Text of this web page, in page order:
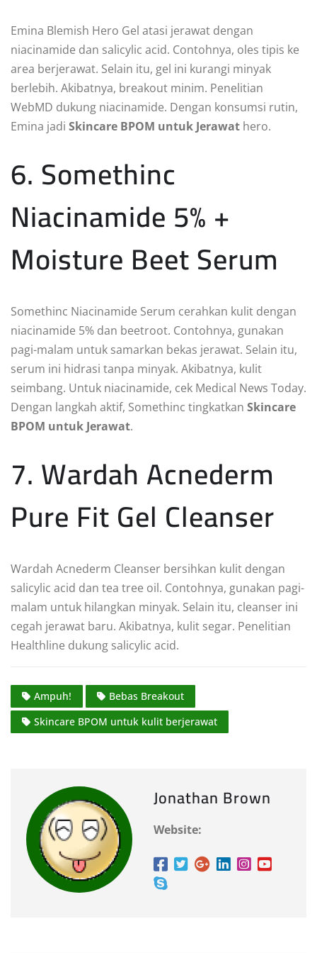
Emina Blemish Hero Gel atasi jerawat dengan
niacinamide dan salicylic acid. Contohnya, oles tipis ke
area berjerawat. Selain itu, gel ini kurangi minyak
berlebih. Akibatnya, breakout minim. Penelitian
WebMD dukung niacinamide. Dengan konsumsi rutin,
Emina jadi Skincare BPOM untuk Jerawat hero.
6. Somethinc
Niacinamide 5% +
Moisture Beet Serum
Somethinc Niacinamide Serum cerahkan kulit dengan
niacinamide 5% dan beetroot. Contohnya, gunakan
pagi-malam untuk samarkan bekas jerawat. Selain itu,
serum ini hidrasi tanpa minyak. Akibatnya, kulit
seimbang. Untuk niacinamide, cek Medical News Today.
Dengan langkah aktif, Somethinc tingkatkan Skincare
BPOM untuk Jerawat.
7. Wardah Acnederm
Pure Fit Gel Cleanser
Wardah Acnederm Cleanser bersihkan kulit dengan
salicylic acid dan tea tree oil. Contohnya, gunakan pagi-
malam untuk hilangkan minyak. Selain itu, cleanser ini
cegah jerawat baru. Akibatnya, kulit segar. Penelitian
Healthline dukung salicylic acid.
Ampuh!
Bebas Breakout
Skincare BPOM untuk kulit berjerawat
Jonathan Brown
Website: